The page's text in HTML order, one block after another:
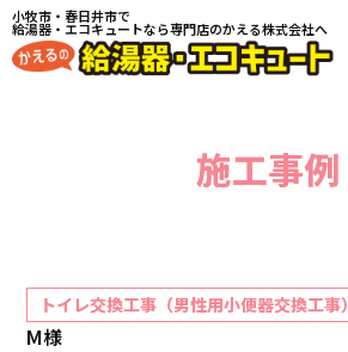
小牧市・春日井市で
給湯器・エコキュートなら専門店のかえる株式会社へ
施工事例
トイレ交換工事（男性用小便器交換工事）
M様